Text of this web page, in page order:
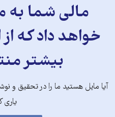
مالی شما به
خواهد داد که
بیشتر
آیا مایل هستید ما را در تحقیق و
یاری